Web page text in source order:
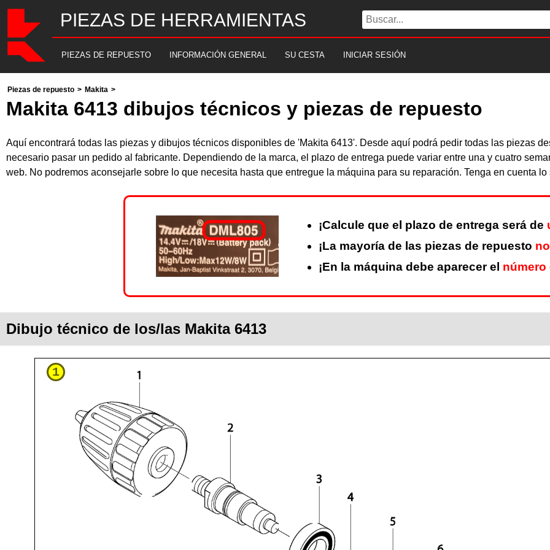
PIEZAS DE HERRAMIENTAS
PIEZAS DE REPUESTO INFORMACIÓN GENERAL SU CESTA INICIAR SESIÓN
Piezas de repuesto > Makita >
Makita 6413 dibujos técnicos y piezas de repuesto
Aquí encontrará todas las piezas y dibujos técnicos disponibles de 'Makita 6413'. Desde aquí podrá pedir todas las piezas
necesario pasar un pedido al fabricante. Dependiendo de la marca, el plazo de entrega puede variar entre una y cuatro
web. No podremos aconsejarle sobre lo que necesita hasta que entregue la máquina para su reparación. Tenga en cuenta
¡Calcule que el plazo de entrega será de
¡La mayoría de las piezas de repuesto
¡En la máquina debe aparecer el número
Dibujo técnico de los/las Makita 6413
1